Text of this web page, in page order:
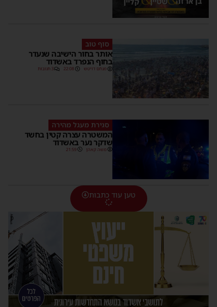
סוף טוב
אותר בחור הישיבה שנעדר
בחוף הנפרד באשדוד
מנחם דויטש 22:08 3 תגובות
סגירת מעגל מהירה
המשטרה עצרה קטין בחשד
שדקר נער באשדוד
משה קאהן 21:59
טען עוד כתבות